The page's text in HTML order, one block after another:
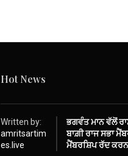
Hot News
Written by:
amritsartim
es.live
ਭਗਵੰਤ ਮਾਨ ਵੱਲੋਂ
ਬਾਗ਼ੀ ਰਾਜ ਸਭਾ
ਮੈਂਬਰਸ਼ਿਪ ਰੱਦ